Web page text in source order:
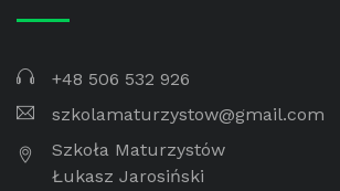
+48 506 532 926
szkolamaturzystow@gmail.com
Szkoła Maturzystów
Łukasz Jarosiński